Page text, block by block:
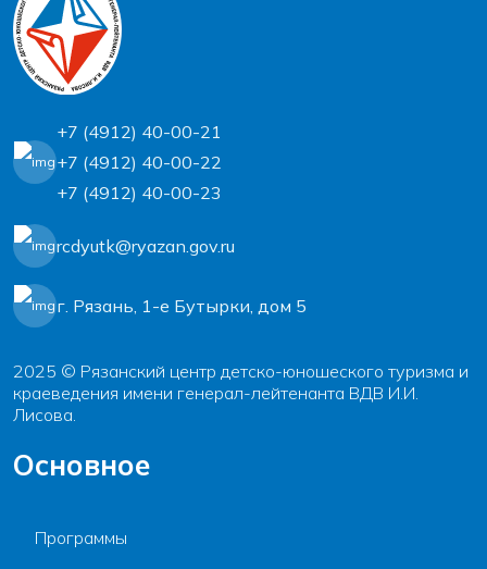
+7 (4912) 40-00-21
+7 (4912) 40-00-22
+7 (4912) 40-00-23
rcdyutk@ryazan.gov.ru
г. Рязань, 1-e Бутырки, дом 5
2025 © Рязанский центр детско-юношеского туризма и
краеведения имени генерал-лейтенанта ВДВ И.И.
Лисова.
Основное
Программы